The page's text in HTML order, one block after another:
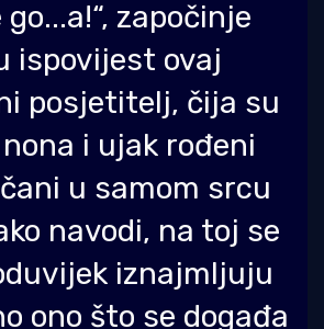
započinje
ispovijest ovaj
posjetitelj, čija su
i ujak rođeni
u samom srcu
navodi, na toj se
iznajmljuju
ono što se događa